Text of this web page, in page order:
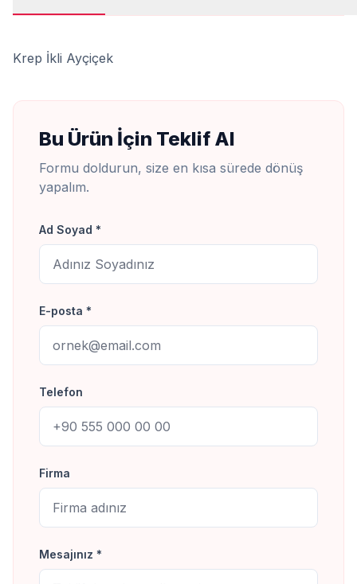
Krep İkli Ayçiçek
Bu Ürün İçin Teklif Al
Formu doldurun, size en kısa sürede dönüş
yapalım.
Ad Soyad *
E-posta *
Telefon
Firma
Mesajınız *